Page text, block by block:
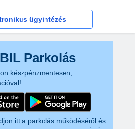
ügyintézés
Parkolás
készpénzmentesen,
itt a parkolás működéséről és